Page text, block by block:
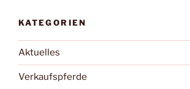
KATEGORIEN
Aktuelles
Verkaufspferde